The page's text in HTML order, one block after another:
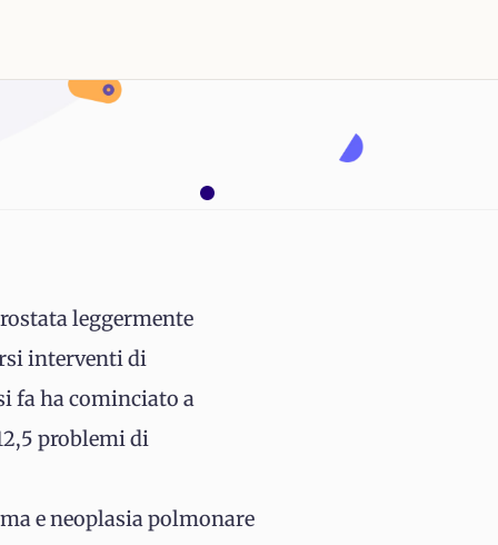
leggermente
interventi di
fa ha cominciato a
problemi di
e neoplasia polmonare